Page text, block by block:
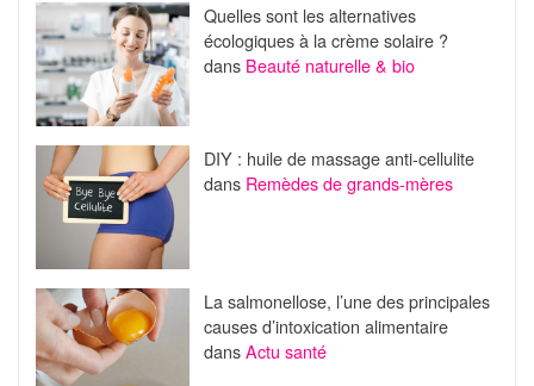
Quelles sont les alternatives
écologiques à la crème solaire ?
dans Beauté naturelle & bio
DIY : huile de massage anti-cellulite
dans Remèdes de grands-mères
La salmonellose, l’une des principales
causes d’intoxication alimentaire
dansActu santé